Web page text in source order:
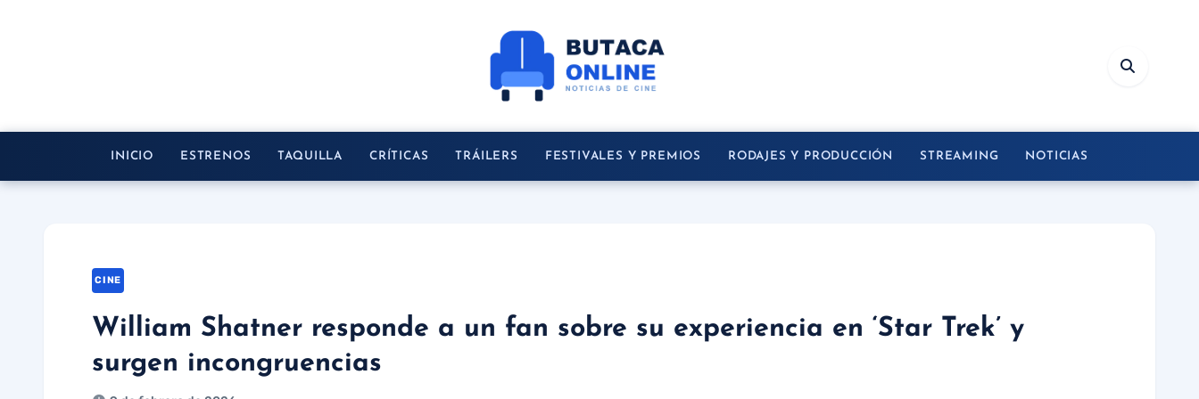
INICIO ESTRENOS TAQUILLA CRÍTICAS TRÁILERS FESTIVALES Y PREMIOS RODAJES Y PRODUCCIÓN STREAMING NOTICIAS
CINE
William Shatner responde a un fan sobre su experiencia en ‘Star Trek’ y
surgen incongruencias